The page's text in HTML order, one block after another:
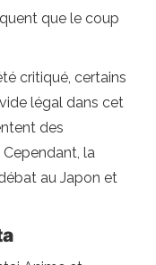
que le coup
critiqué, certains
légal dans cet
des
la
au Japon et